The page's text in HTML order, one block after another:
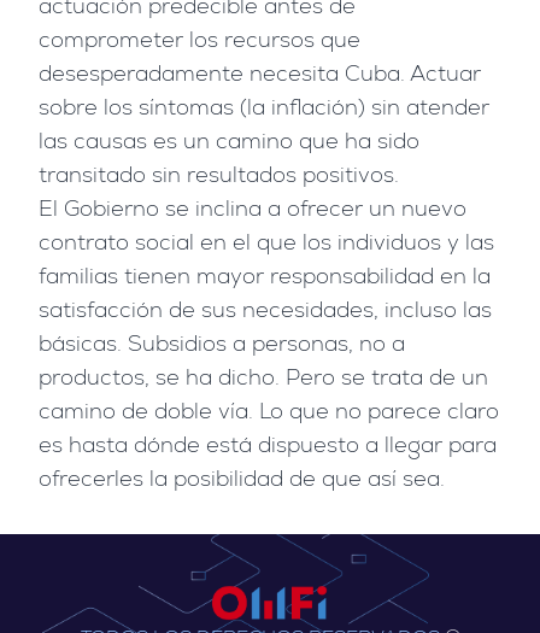
comprometer los recursos que
desesperadamente necesita Cuba. Actuar
sobre los síntomas (la inflación) sin atender
las causas es un camino que ha sido
transitado sin resultados positivos.
El Gobierno se inclina a ofrecer un nuevo
contrato social en el que los individuos y las
familias tienen mayor responsabilidad en la
satisfacción de sus necesidades, incluso las
básicas. Subsidios a personas, no a
productos, se ha dicho. Pero se trata de un
camino de doble vía. Lo que no parece claro
es hasta dónde está dispuesto a llegar para
ofrecerles la posibilidad de que así sea.